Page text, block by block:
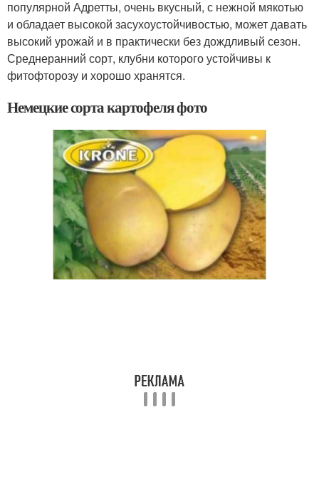
популярной Адретты, очень вкусный, с нежной мякотью
и обладает высокой засухоустойчивостью, может давать
высокий урожай и в практически без дождливый сезон.
Среднеранний сорт, клубни которого устойчивы к
фитофторозу и хорошо хранятся.
Немецкие сорта картофеля фото